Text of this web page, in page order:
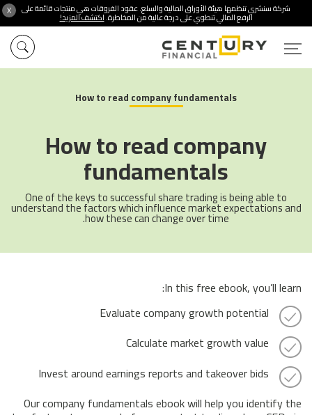
X شركة سنشري تنظمها هيئة الأوراق المالية والسلع. عقود الفروقات هي منتجات قائمة على
الرفع المالي تنطوي على درجة عالية من المخاطرة.اكتشف المزيد!
How to read company fundamentals
How to read company
fundamentals
One of the keys to successful share trading is being able to
understand the factors which influence market expectations and
how these can change over time.
In this free ebook, you’ll learn:
Evaluate company growth potential
Calculate market growth value
Invest around earnings reports and takeover bids
Our company fundamentals ebook will help you identify the